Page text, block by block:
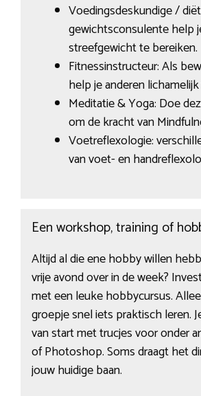
Voedingsdeskundige /
gewichtsconsulente help
streefgewicht te bereiken.
Fitnessinstructeur: Als
help je anderen
Meditatie & Yoga: Doe
om de kracht van
Voetreflexologie:
van voet- en
Een workshop, training of
Altijd al die ene hobby willen
vrije avond over in de week?
met een leuke hobbycursus.
groepje snel iets praktisch leren.
van start met trucjes voor onder
of Photoshop. Soms draagt het
jouw huidige baan.